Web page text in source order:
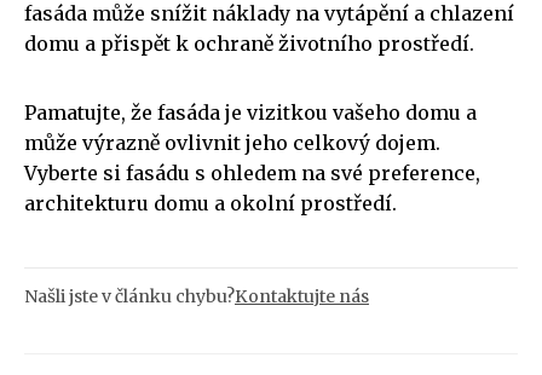
fasáda může snížit náklady na vytápění a chlazení
domu a přispět k ochraně životního prostředí.
Pamatujte, že fasáda je vizitkou vašeho domu a
může výrazně ovlivnit jeho celkový dojem.
Vyberte si fasádu s ohledem na své preference,
architekturu domu a okolní prostředí.
Našli jste v článku chybu?Kontaktujte nás